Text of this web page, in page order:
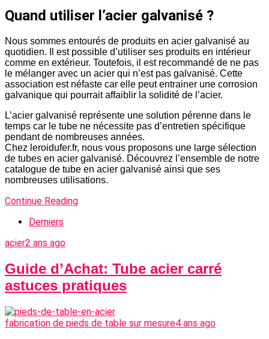
Quand utiliser l’acier galvanisé ?
Nous sommes entourés de produits en acier galvanisé au
quotidien. Il est possible d’utiliser ses produits en intérieur
comme en extérieur. Toutefois, il est recommandé de ne pas
le mélanger avec un acier qui n’est pas galvanisé. Cette
association est néfaste car elle peut entrainer une corrosion
galvanique qui pourrait affaiblir la solidité de l’acier.
L’acier galvanisé représente une solution pérenne dans le
temps car le tube ne nécessite pas d’entretien spécifique
pendant de nombreuses années.
Chez leroidufer.fr, nous vous proposons une large sélection
de tubes en acier galvanisé. Découvrez l’ensemble de notre
catalogue de tube en acier galvanisé ainsi que ses
nombreuses utilisations.
Continue Reading
Derniers
acier2 ans ago
Guide d’Achat: Tube acier carré
astuces pratiques
fabrication de pieds de table sur mesure4 ans ago